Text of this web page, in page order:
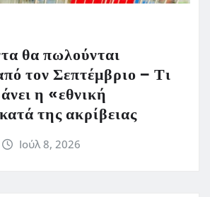
θα πωλούνται
τον Σεπτέμβριο – Τι
η «εθνική
της ακρίβειας
Ιούλ 8, 2026